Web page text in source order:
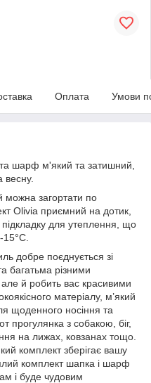
Оплата Умови
шарф м'який та затишний,
весну.
можна загортати по
Olivia приємний на дотик,
для утеплення, що
добре поєднується зі
багатьма різними
але й робить вас красивими
матеріалу, м’який
щоденного носіння та
прогулянка з собакою, біг,
на лижах, ковзанах тощо.
комплект зберігає вашу
комплект шапка і шарф
і буде чудовим